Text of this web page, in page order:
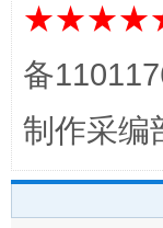
完善运行
备
制作采编